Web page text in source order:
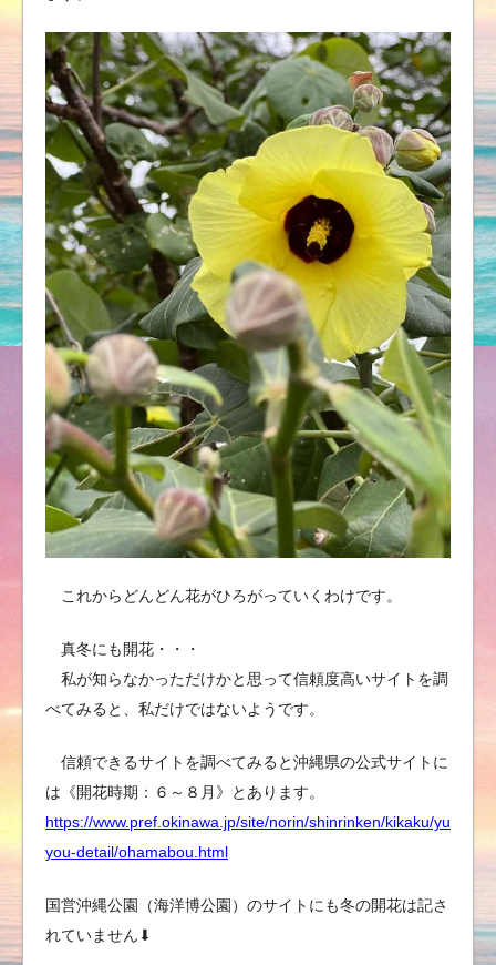
これからどんどん花がひろがっていくわけです。
真冬にも開花・・・
私が知らなかっただけかと思って信頼度高いサイトを調
べてみると、私だけではないようです。
信頼できるサイトを調べてみると沖縄県の公式サイトに
は《開花時期：６～８月》とあります。
https://www.pref.okinawa.jp/site/norin/shinrinken/kikaku/yu
you-detail/ohamabou.html
国営沖縄公園（海洋博公園）のサイトにも冬の開花は記さ
れていません⬇︎